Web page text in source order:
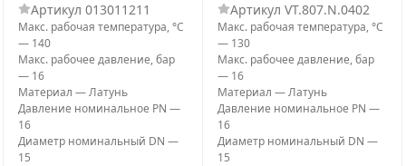
Артикул 013011211
Макс. рабочая температура, °С
— 140
Макс. рабочее давление, бар
— 16
Материал —Латунь
Давление номинальное PN —
16
Диаметр номинальный DN —
15
Артикул VT.807.N.0402
Макс. рабочая температура, °С
— 130
Макс. рабочее давление, бар
— 16
Материал —Латунь
Давление номинальное PN —
16
Диаметр номинальный DN —
15